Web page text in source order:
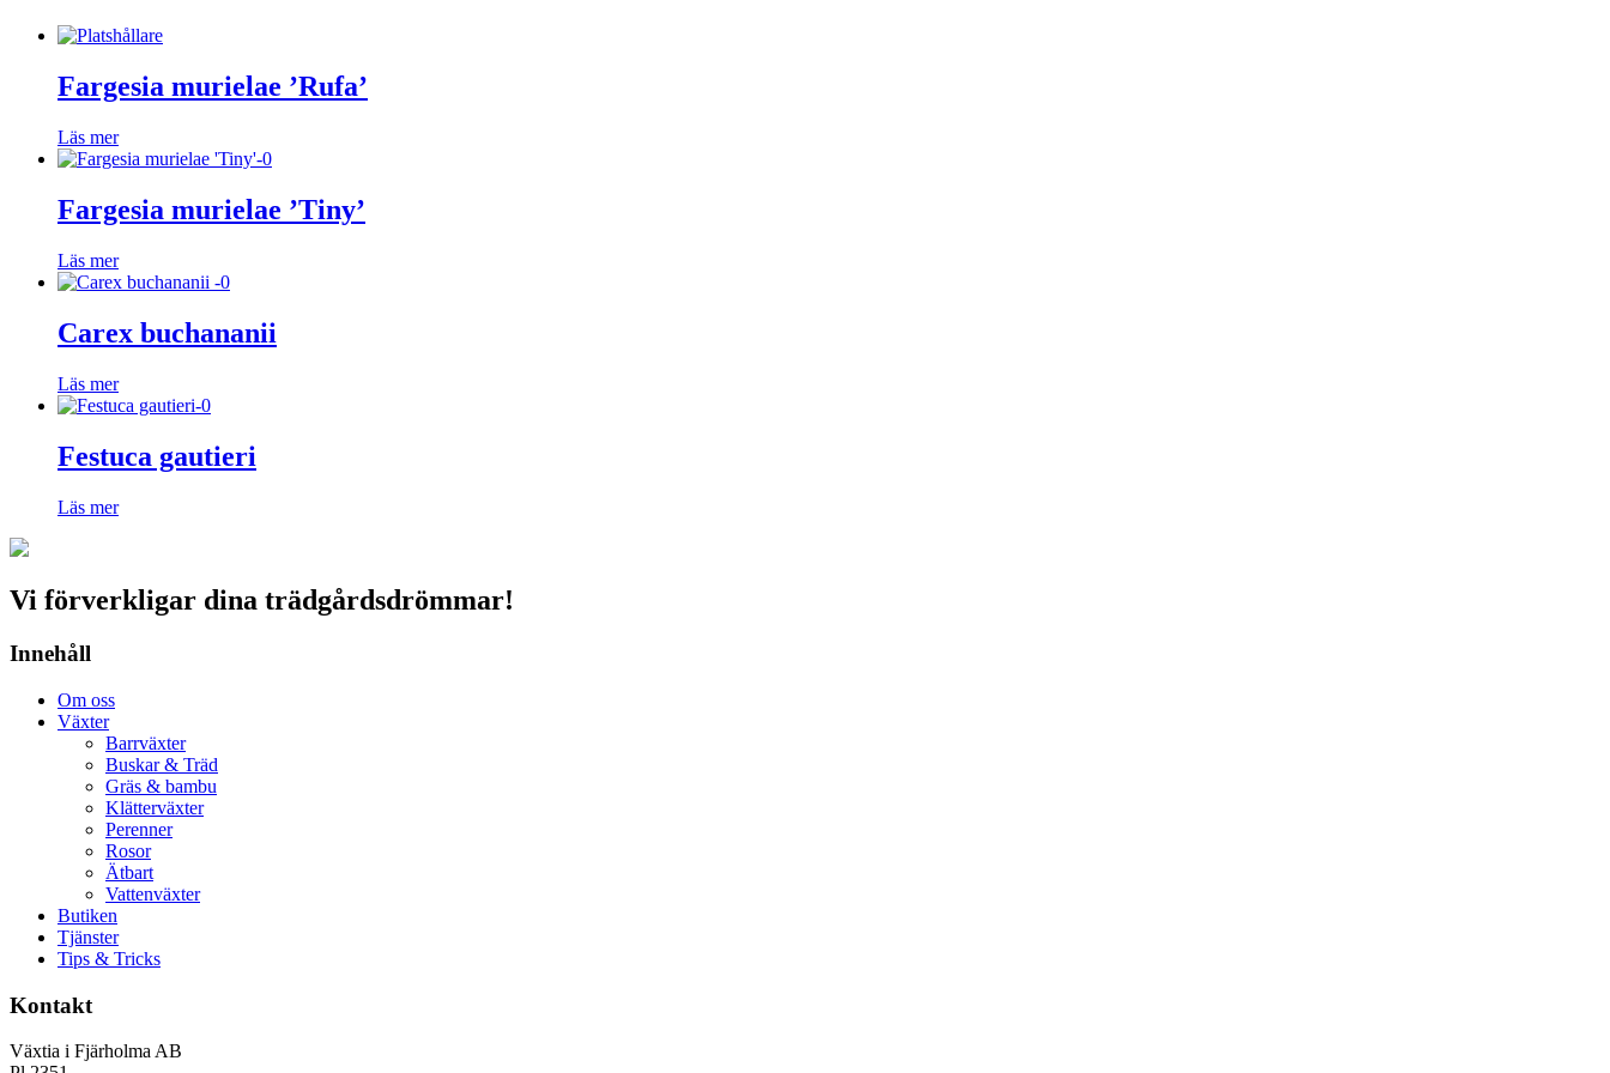
Fargesia murielae ’Rufa’
Läs mer
Fargesia murielae ’Tiny’
Läs mer
Carex buchananii
Läs mer
Festuca gautieri
Läs mer
Vi förverkligar dina trädgårdsdrömmar!
Innehåll
Om oss
Växter
Barrväxter
Buskar & Träd
Gräs & bambu
Klätterväxter
Perenner
Rosor
Ätbart
Vattenväxter
Butiken
Tjänster
Tips & Tricks
Kontakt
Växtia i Fjärholma AB